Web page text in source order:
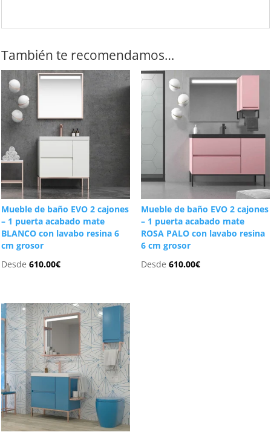
También te recomendamos…
Mueble de baño EVO 2 cajones
– 1 puerta acabado mate
BLANCO con lavabo resina 6
cm grosor
Desde610.00€
Mueble de baño EVO 2 cajones
– 1 puerta acabado mate
ROSA PALO con lavabo resina
6 cm grosor
Desde 610.00€